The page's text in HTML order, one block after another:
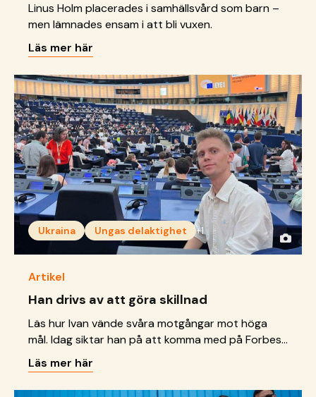
Linus Holm placerades i samhällsvård som barn –
men lämnades ensam i att bli vuxen.
Läs mer här
Ukraina Ungas delaktighet +1
Artikel
Han drivs av att göra skillnad
Läs hur Ivan vände svåra motgångar mot höga
mål. Idag siktar han på att komma med på Forbes-
listan innan han fyllt 30.
Läs mer här